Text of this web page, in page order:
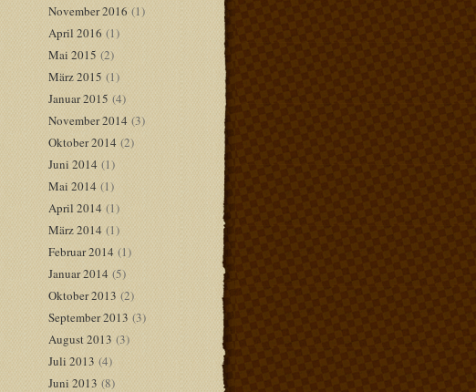
November 2016(1)
April 2016(1)
Mai 2015 (2)
März 2015 (1)
Januar 2015(4)
November 2014(3)
Oktober 2014(2)
Juni 2014(1)
Mai 2014(1)
April 2014(1)
März 2014(1)
Februar 2014 (1)
Januar 2014 (5)
Oktober 2013 (2)
September 2013 (3)
August 2013 (3)
Juli 2013 (4)
Juni 2013(8)